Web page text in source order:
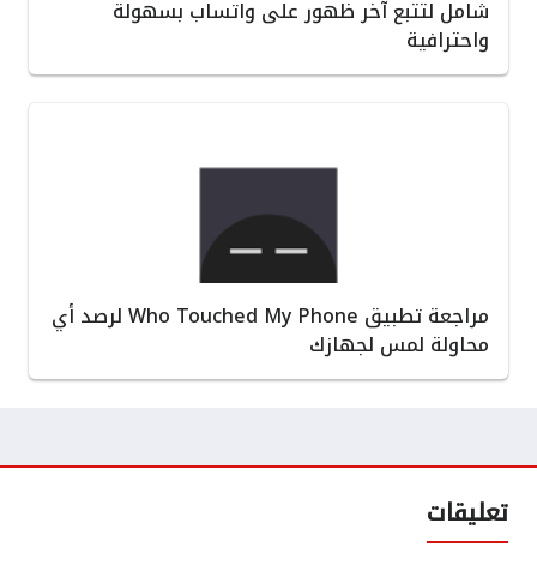
شامل لتتبع آخر ظهور على واتساب بسهولة
واحترافية
مراجعة تطبيق Who Touched My Phone لرصد أي
محاولة لمس لجهازك
تعليقات